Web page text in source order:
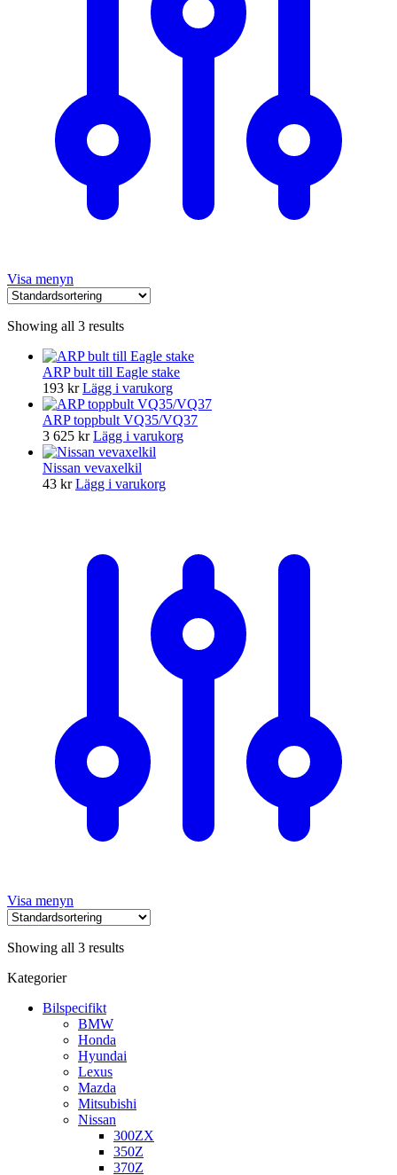
Visa menyn
Showing all 3 results
ARP bult till Eagle stake
193 kr Lägg i varukorg
ARP toppbult VQ35/VQ37
3 625 kr Lägg i varukorg
Nissan vevaxelkil
43 kr Lägg i varukorg
Visa menyn
Showing all 3 results
Kategorier
Bilspecifikt
BMW
Honda
Hyundai
Lexus
Mazda
Mitsubishi
Nissan
300ZX
350Z
370Z